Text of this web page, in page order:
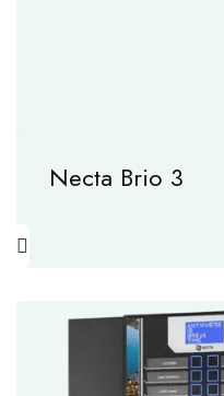
Necta Brio 3